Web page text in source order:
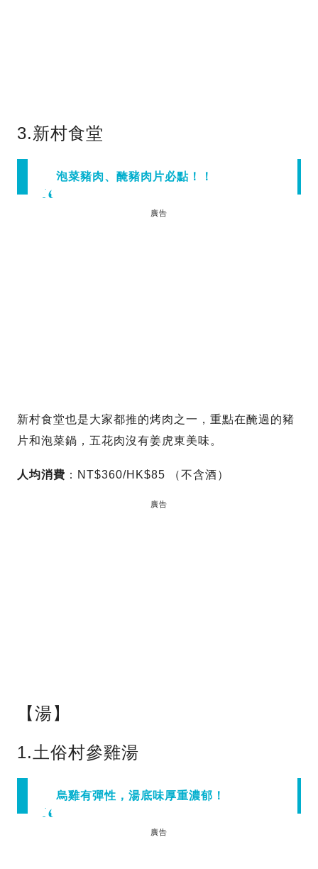
3.新村食堂
泡菜豬肉、醃豬肉片必點！！
廣告
新村食堂也是大家都推的烤肉之一，重點在醃過的豬
片和泡菜鍋，五花肉沒有姜虎東美味。
人均消費 ：NT$360/HK$85 （不含酒）
廣告
【湯】
1.土俗村參雞湯
烏雞有彈性，湯底味厚重濃郁！
廣告